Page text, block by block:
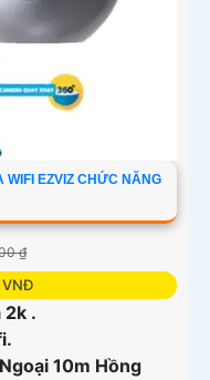
EZVIZ CHỨC NĂNG
₫
VNĐ
2k .
10m Hồng